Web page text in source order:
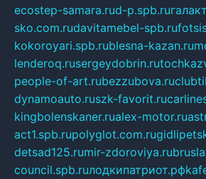
ecostep-samara.rud-p.spb.ru
sko.com.rudavitamebel-spb.ru
kokoroyari.spb.rublesna-kazan.ru
lenderoq.rusergeydobrin.ru
people-of-art.rubezzubova.ru
dynamoauto.ruszk-favorit.ru
kingbolenskaner.rualex-motor.ru
act1.spb.rupolyglot.com.ru
detsad125.rumir-zdoroviya.ru
council.spb.ruлодкипатриот.рф